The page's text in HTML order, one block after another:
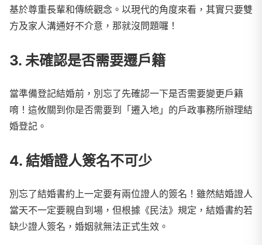
基於尊重長輩和傳統觀念。以現代的角度來看，其實只要雙
方及家人溝通好不介意，那就沒問題囉！
3. 未確認是否需要遷戶籍
當準備登記結婚前，別忘了先確認一下是否需要變更戶籍
唷！這攸關到你是否需要到「遷入地」的戶政事務所辦理結
婚登記。
4. 結婚證人簽名不可少
別忘了結婚書約上一定要有兩位證人的簽名！雖然結婚證人
當天不一定要親自到場，但根據《民法》規定，結婚書約若
缺少證人簽名，婚姻就無法正式生效。